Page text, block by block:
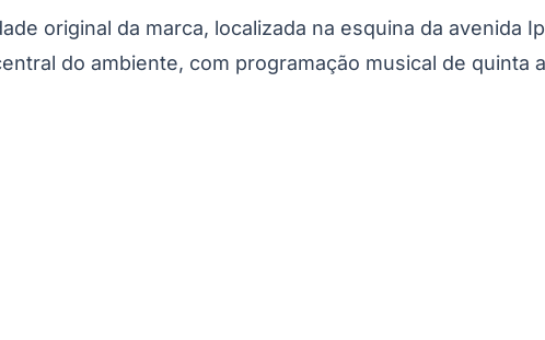
original da marca, localizada na esquina da avenida
do ambiente, com programação musical de quinta